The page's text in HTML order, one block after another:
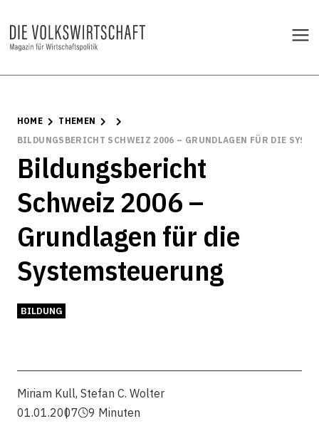
HOME
THEMEN
BILDUNGSBERICHT SCHWEIZ 2006 – GRUNDLAGEN FÜR DIE
Bildungsbericht
Schweiz 2006 –
Grundlagen für die
Systemsteuerung
BILDUNG
Miriam Kull, Stefan C. Wolter
01.01.2007
9 Minuten